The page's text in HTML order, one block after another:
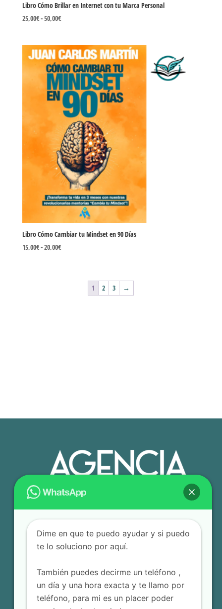
Libro Cómo Brillar en Internet con tu Marca Personal
25,00€-50,00€Rango
desde
25,00€
hasta
50,00€
Libro Cómo Cambiar tu Mindset en 90 Días
15,00€-20,00€Rango
1 2 3 →
Dime en que te puedo ayudar y si puedo
te lo soluciono por aquí.
También puedes decirme un teléfono ,
un día y una hora exacta y te llamo por
teléfono, para mi es un placer poder